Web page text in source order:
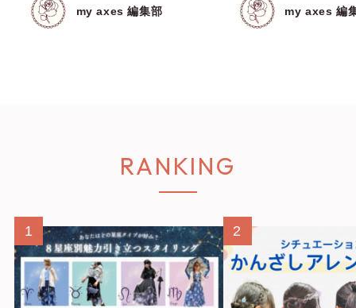
my axes 編集部 my axes 編
RANKING
1 2